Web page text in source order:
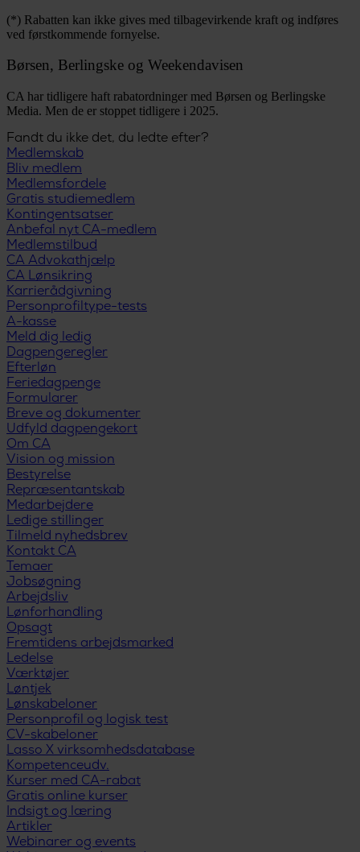
(*) Rabatten kan ikke gives med tilbagevirkende kraft og indføres
ved førstkommende fornyelse.
Børsen, Berlingske og Weekendavisen
CA har tidligere haft rabatordninger med Børsen og Berlingske
Media. Men de er stoppet tidligere i 2025.
Fandt du ikke det, du ledte efter?
Medlemskab
Bliv medlem
Medlemsfordele
Gratis studiemedlem
Kontingentsatser
Anbefal nyt CA-medlem
Medlemstilbud
CA Advokathjælp
CA Lønsikring
Karrierådgivning
Personprofiltype-tests
A-kasse
Meld dig ledig
Dagpengeregler
Efterløn
Feriedagpenge
Formularer
Breve og dokumenter
Udfyld dagpengekort
Om CA
Vision og mission
Bestyrelse
Repræsentantskab
Medarbejdere
Ledige stillinger
Tilmeld nyhedsbrev
Kontakt CA
Temaer
Jobsøgning
Arbejdsliv
Lønforhandling
Opsagt
Fremtidens arbejdsmarked
Ledelse
Værktøjer
Løntjek
Lønskabeloner
Personprofil og logisk test
CV-skabeloner
Lasso X virksomhedsdatabase
Kompetenceudv.
Kurser med CA-rabat
Gratis online kurser
Indsigt og læring
Artikler
Webinarer og events